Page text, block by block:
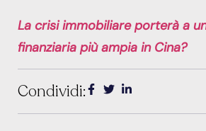
La crisi immobiliare porterà a
finanziaria più ampia in Cina?
Condividi: